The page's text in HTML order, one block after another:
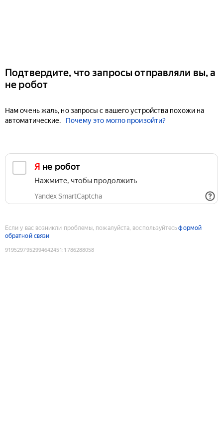
Подтвердите, что запросы отправляли вы, а
не робот
Нам очень жаль, но запросы с вашего устройства похожи на
автоматические.
Почему это могло произойти?
Я не робот
Нажмите, чтобы продолжить
Yandex SmartCaptcha
Если у вас возникли проблемы, пожалуйста, воспользуйтесьформой
обратной связи
9195297952994642451 :1786288058